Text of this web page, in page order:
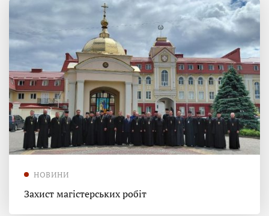
НОВИНИ
Захист магістерських робіт